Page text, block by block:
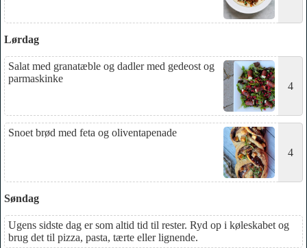
Lørdag
Salat med granatæble og dadler med gedeost og
parmaskinke
4
Snoet brød med feta og oliventapenade
4
Søndag
Ugens sidste dag er som altid tid til rester. Ryd op i køleskabet og
brug det til pizza, pasta, tærte eller lignende.